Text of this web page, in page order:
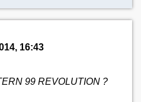
16:43
99 REVOLUTION ?